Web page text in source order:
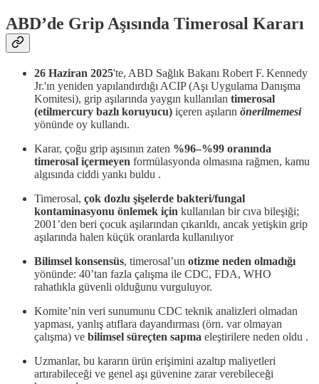
ABD’de Grip Aşısında Timerosal Kararı
26 Haziran 2025'te, ABD Sağlık Bakanı Robert F. Kennedy
Jr.'ın yeniden yapılandırdığı ACIP (Aşı Uygulama Danışma
Komitesi), grip aşılarında yaygın kullanılan timerosal
(etilmercury bazlı koruyucu) içeren aşıların önerilmemesi
yönünde oy kullandı.
Karar, çoğu grip aşısının zaten %96–%99 oranında
timerosal içermeyen formülasyonda olmasına rağmen, kamu
algısında ciddi yankı buldu .
Timerosal, çok dozlu şişelerde bakteri/fungal
kontaminasyonu önlemek için kullanılan bir cıva bileşiği;
2001’den beri çocuk aşılarından çıkarıldı, ancak yetişkin grip
aşılarında halen küçük oranlarda kullanılıyor
Bilimsel konsensüs, timerosal’un otizme neden olmadığı
yönünde: 40’tan fazla çalışma ile CDC, FDA, WHO
rahatlıkla güvenli olduğunu vurguluyor.
Komite’nin veri sunumunu CDC teknik analizleri olmadan
yapması, yanlış atıflara dayandırması (örn. var olmayan
çalışma) ve bilimsel süreçten sapma eleştirilere neden oldu .
Uzmanlar, bu kararın ürün erişimini azaltıp maliyetleri
artırabileceği ve genel aşı güvenine zarar verebileceği